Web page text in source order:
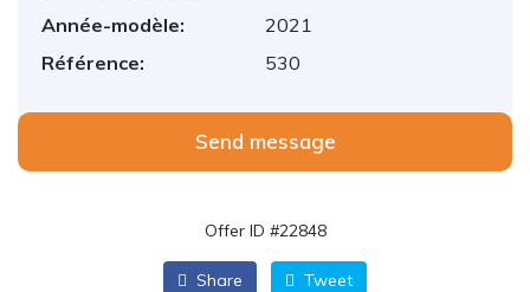
Année-modèle:
2021
Référence:
530
Send message
Offer ID #22848
Share Tweet